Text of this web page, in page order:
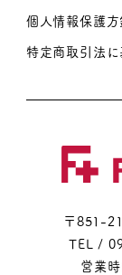
個人情報保護方
特定商取引法
〒851-
TEL /
営業